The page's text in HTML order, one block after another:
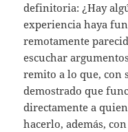
definitoria: ¿Hay
experiencia haya
remotamente
escuchar
remito a lo que, con
demostrado que
directamente a
hacerlo, además,